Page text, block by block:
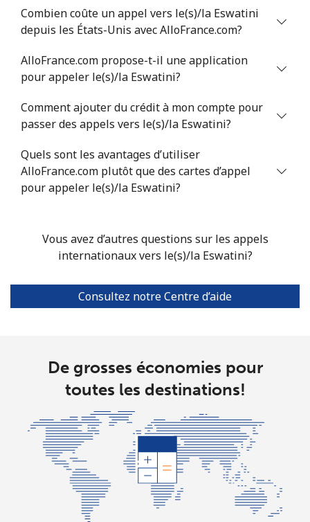
Mobile ⁦67.5c⁩ 7 min pour ⁦$5⁩
Eswatini
Ligne fixe ⁦33.9c⁩
14 min pour
Mobile ⁦28.5c⁩
17 min pour
⁦$5⁩
Ligne fixe ⁦43.9c⁩
11 min pour
⁦$5⁩
Mobile ⁦41.9c⁩
11 min pour
⁦$5⁩
-
Combien coûte un appel vers le(s)/la Eswatini
depuis les États-Unis avec AlloFrance.com?
AlloFrance.com propose-t-il une application
pour appeler le(s)/la Eswatini?
Comment ajouter du crédit à mon compte pour
passer des appels vers le(s)/la Eswatini?
Quels sont les avantages d’utiliser
AlloFrance.com plutôt que des cartes d’appel
pour appeler le(s)/la Eswatini?
Vous avez d’autres questions sur les appels
internationaux vers le(s)/la Eswatini?
Consultez notre Centre d’aide
De grosses économies pour
toutes les destinations!